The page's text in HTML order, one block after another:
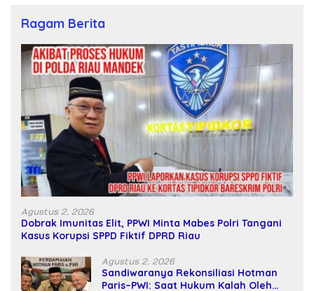
Ragam Berita
Agustus 2, 2026
Dobrak Imunitas Elit, PPWI Minta Mabes Polri Tangani
Kasus Korupsi SPPD Fiktif DPRD Riau
Agustus 2, 2026
Sandiwaranya Rekonsiliasi Hotman
Paris–PWI: Saat Hukum Kalah Oleh